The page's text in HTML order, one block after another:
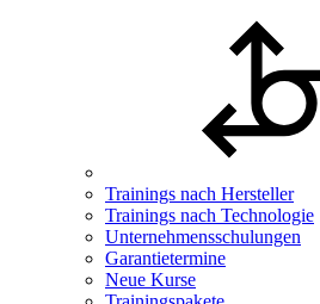
Trainings nach Hersteller
Trainings nach Technologie
Unternehmensschulungen
Garantietermine
Neue Kurse